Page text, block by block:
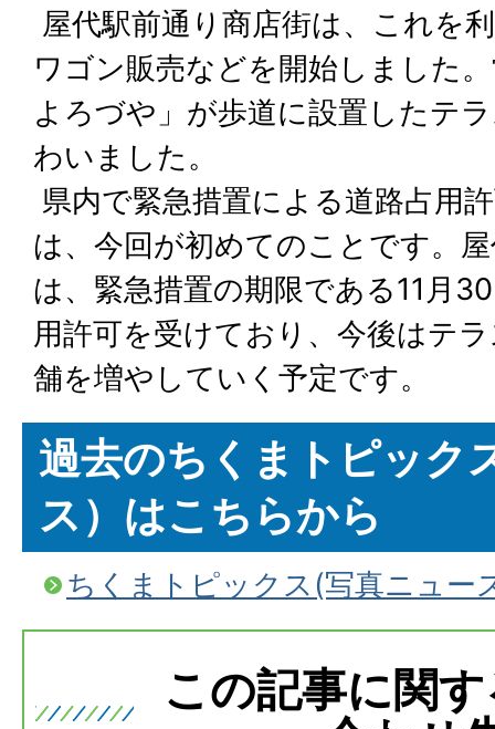
屋代駅前通り商店街は、これを
ワゴン販売などを開始しました
よろづや」が歩道に設置したテ
わいました。
県内で緊急措置による道路占用
は、今回が初めてのことです。
は、緊急措置の期限である11月
用許可を受けており、今後はテ
舗を増やしていく予定です。
過去のちくまトピック
ス）はこちらから
ちくまトピックス(写真ニュー
この記事に関